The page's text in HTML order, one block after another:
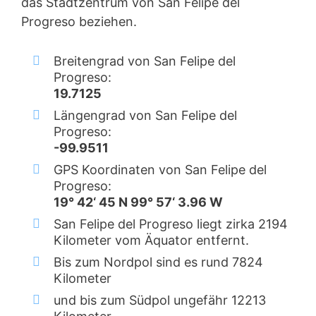
Progreso beziehen.
Breitengrad von San Felipe del
Progreso:
19.7125
Längengrad von San Felipe del
Progreso:
-99.9511
GPS Koordinaten von San Felipe del
Progreso:
19° 42‘ 45 N 99° 57‘ 3.96 W
San Felipe del Progreso liegt zirka 2194
Kilometer vom Äquator entfernt.
Bis zum Nordpol sind es rund 7824
Kilometer
und bis zum Südpol ungefähr 12213